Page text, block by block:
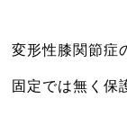
変形性膝関節症
固定では無く保